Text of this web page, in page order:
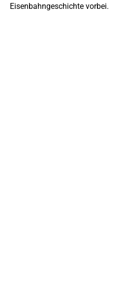
Eisenbahngeschichte vorbei.